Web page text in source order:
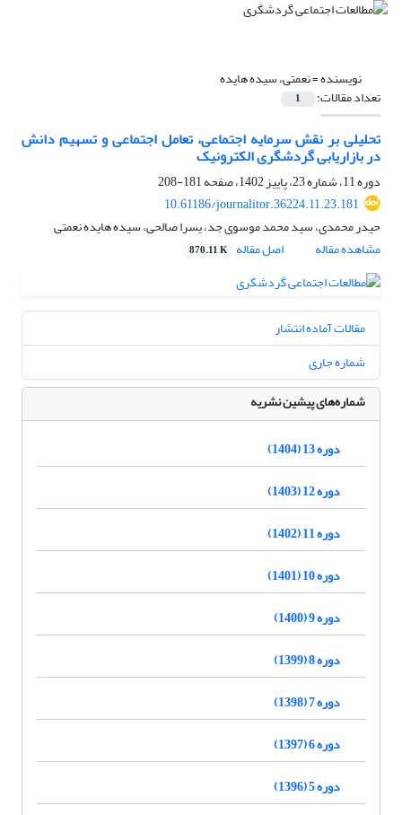
نویسنده =نعمتی، سیده هایده
تعداد مقالات: 1
تحلیلی بر نقش سرمایه اجتماعی، تعامل اجتماعی و تسهیم دانش
در بازاریابی گردشگری الکترونیک
دوره 11، شماره 23، پاییز 1402، صفحه
181-208
10.61186/journalitor.36224.11.23.181
حیدر محمدی، سید محمد موسوی جد، یسرا صالحی، سیده هایده نعمتی
مشاهده مقاله
اصل مقاله 870.11 K
مقالات آماده انتشار
شماره جاری
شماره‌های پیشین نشریه
دوره 13 (1404)
دوره 12 (1403)
دوره 11 (1402)
دوره 10 (1401)
دوره 9 (1400)
دوره 8 (1399)
دوره 7 (1398)
دوره 6 (1397)
دوره 5 (1396)